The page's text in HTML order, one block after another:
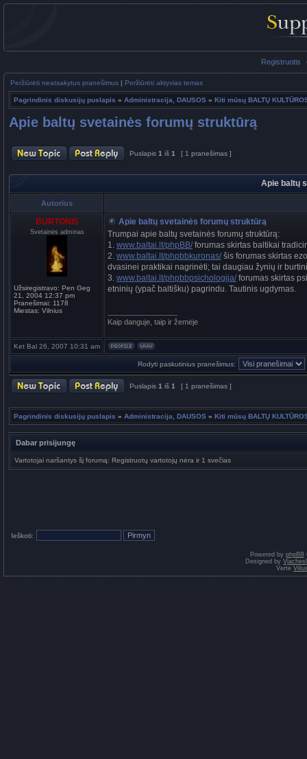
Registruotis
Peržiūrėti neatsakytus pranešimus | Peržiūrėti aktyvias temas
Pagrindinis diskusijų puslapis » Administracija, DAUSOS » Kiti mūsų BALTŲ
Apie baltų svetainės forumų struktūrą
Puslapis 1 iš 1 [ 1 pranešimas ]
Apie baltų
Autorius
BURTONIS
Svetainės adminas
Užsiregistravo: Pen Geg
21, 2004 12:37 pm
Pranešimai: 1178
Miestas: Vilnius
Apie baltų svetainės forumų struktūrą
Trumpai apie baltų svetainės forumų struktūrą:
1. www.baltai.lt/phpBB/forumas skirtas baltikai
2. www.baltai.lt/phpbbkuronas/šis forumas skirtas
dvasinei praktikai nagrinėti; tai daugiau žynių ir
3. www.baltai.lt/phpbbpsichologija/forumas skirtas
etninių (ypač baltišku) pagrindu. Tautinis ugdymas.
Kaip danguje, taip ir žemėje
Ket Bal 26, 2007 10:31 am
Rodyti paskutinius pranešimus:
Puslapis 1 iš 1 [ 1 pranešimas ]
Pagrindinis diskusijų puslapis » Administracija, DAUSOS » Kiti mūsų BALTŲ
Dabar prisijungę
Vartotojai naršantys šį forumą: Registruotų vartotojų nėra ir 1 svečias
Ieškoti:
Powered by phpBB
Designed by
Vertė